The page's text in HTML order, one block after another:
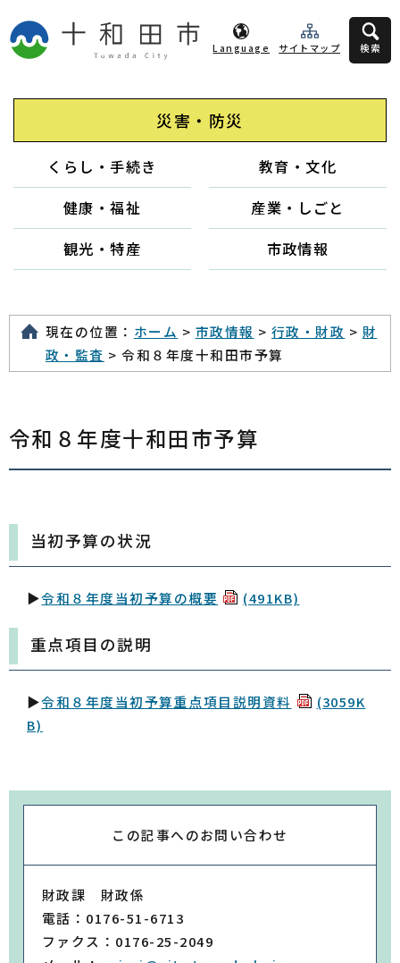
Language サイトマップ 検索
災害・防災
くらし・手続き
教育・文化
健康・福祉
産業・しごと
観光・特産
市政情報
現在の位置： ホーム > 市政情報 > 行政・財政 > 財
政・監査 > 令和８年度十和田市予算
令和８年度十和田市予算
当初予算の状況
▶令和８年度当初予算の概要 (491KB)
重点項目の説明
▶令和８年度当初予算重点項目説明資料
(3059K
B)
この記事へのお問い合わせ
財政課 財政係
電話：0176-51-6713
ファクス：0176-25-2049